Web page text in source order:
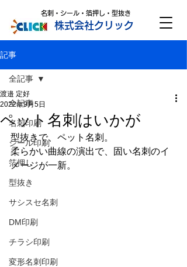
株式会社クリック
名刺・シール・箔押し・型抜き
記事
全記事
名刺印刷
シール印刷
箔押し
型抜き
サシスセ名刺
DM印刷
チラシ印刷
変形名刺印刷
全記事
ペット名刺はいかが
渡邉 定好
2022年9月5日
型抜きで、ペット名刺。
柔らかい曲線の演出で、固い名刺のイ
メージが一新。